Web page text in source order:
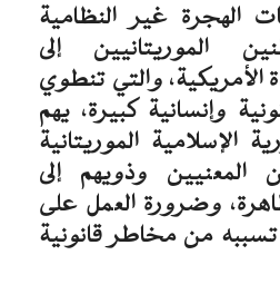
الهجرة غير النظامية
الموريتانيين إلى
الأمريكية، والتي تنطوي
وإنسانية كبيرة، يهم
الإسلامية الموريتانية
المعنيين وذويهم إلى
وضرورة العمل على
تسببه من مخاطر قانونية